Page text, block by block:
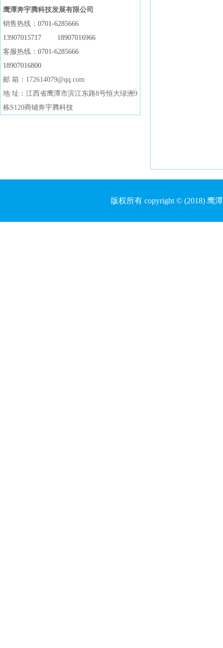
鹰潭奔宇腾科技发展有限公司
销售热线： 0701-6285666
13907015717
18907016966
客服热线： 0701-6285666
18907016800
邮 箱：172614079@qq.com
地 址：江西省鹰潭市滨江东路8号恒大绿洲9
栋S120商铺奔宇腾科技
版权所有 copyright © (2018) 鹰